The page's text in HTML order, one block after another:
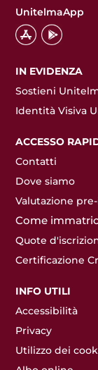
UnitelmaApp
IN EVIDENZA
Sostieni
Identità Visiva
ACCESSO
Contatti
Dove siamo
Valutazione
Come
Quote
Certificazione
INFO UTILI
Accessibilità
Privacy
Utilizzo dei